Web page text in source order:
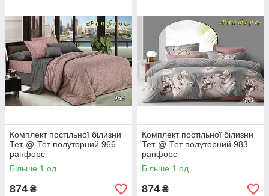
Комплект постільної білизни
Тет-@-Тет полуторний 966
ранфорс
Більше 1 од.
874 ₴
Комплект постільної білизни
Тет-@-Тет полуторний 983
ранфорс
Більше 1 од.
874 ₴